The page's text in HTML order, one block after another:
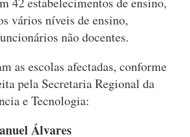
vários níveis de ensino,
não docentes.
as escolas afectadas, conforme
pela Secretaria Regional da
e Tecnologia:
Álvares